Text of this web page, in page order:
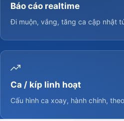
Báo cáo realtime
Đi muộn, vắng, tăng ca cập nhật
Ca / kíp linh hoạt
Cấu hình ca xoay, hành chính,